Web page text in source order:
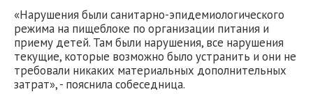
«Нарушения были санитарно-эпидемиологического
режима на пищеблоке по организации питания и
приему детей. Там были нарушения, все нарушения
текущие, которые возможно было устранить и они не
требовали никаких материальных дополнительных
затрат», - пояснила собеседница.